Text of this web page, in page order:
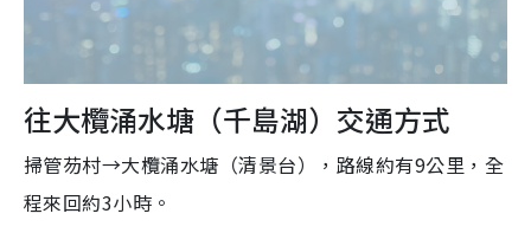
往大欖涌水塘（千島湖）交通方式
掃管芴村→大欖涌水塘（清景台），路線約有9公里，全
程來回約3小時。